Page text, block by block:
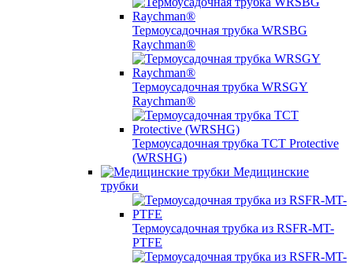
Термоусадочная трубка WRSBG
Raychman®
Термоусадочная трубка WRSGY
Raychman®
Термоусадочная трубка TCT Protective
(WRSHG)
Медицинские
трубки
Термоусадочная трубка из RSFR-MT-
PTFE